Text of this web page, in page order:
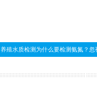
养殖水质检测为什么要检测氨氮？忽